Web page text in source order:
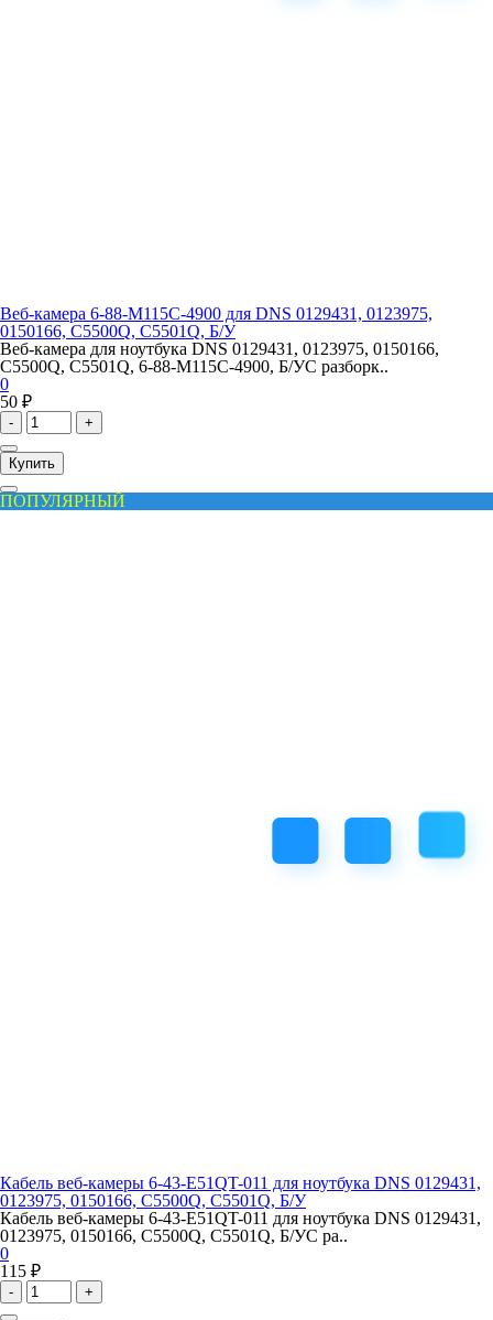
Веб-камера 6-88-M115C-4900 для DNS 0129431, 0123975,
0150166, C5500Q, C5501Q, Б/У
Веб-камера для ноутбука DNS 0129431, 0123975, 0150166,
C5500Q, C5501Q, 6-88-M115C-4900, Б/УС разборк..
0
50 ₽
- +
Купить
ПОПУЛЯРНЫЙ
Кабель веб-камеры 6-43-E51QT-011 для ноутбука DNS 0129431,
0123975, 0150166, C5500Q, C5501Q, Б/У
Кабель веб-камеры 6-43-E51QT-011 для ноутбука DNS 0129431,
0123975, 0150166, C5500Q, C5501Q, Б/УС ра..
0
115 ₽
- +